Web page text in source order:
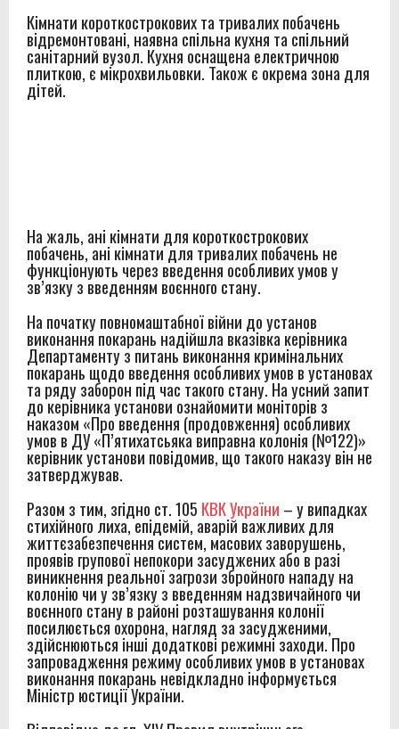
Кімнати короткострокових та тривалих побачень
відремонтовані, наявна спільна кухня та спільний
санітарний вузол. Кухня оснащена електричною
плиткою, є мікрохвильовки. Також є окрема зона для
дітей.
На жаль, ані кімнати для короткострокових
побачень, ані кімнати для тривалих побачень не
функціонують через введення особливих умов у
зв’язку з введенням воєнного стану.
На початку повномаштабної війни до установ
виконання покарань надійшла вказівка керівника
Департаменту з питань виконання кримінальних
покарань щодо введення особливих умов в установах
та ряду заборон під час такого стану. На усний запит
до керівника установи ознайомити моніторів з
наказом «Про введення (продовження) особливих
умов в ДУ «П’ятихатсьяка виправна колонія (№122)»
керівник установи повідомив, що такого наказу він не
затверджував.
Разом з тим, згідно ст. 105 КВК України – у випадках
стихійного лиха, епідемій, аварій важливих для
життєзабезпечення систем, масових заворушень,
проявів групової непокори засуджених або в разі
виникнення реальної загрози збройного нападу на
колонію чи у зв’язку з введенням надзвичайного чи
воєнного стану в районі розташування колонії
посилюється охорона, нагляд за засудженими,
здійснюються інші додаткові режимні заходи. Про
запровадження режиму особливих умов в установах
виконання покарань невідкладно інформується
Міністр юстиції України.